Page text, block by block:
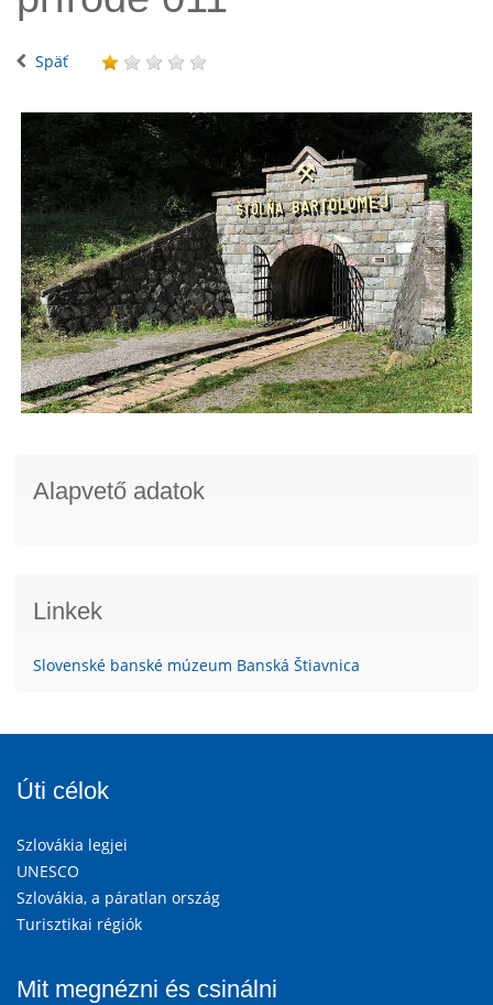
Späť
Alapvető adatok
Linkek
Slovenské banské múzeum Banská Štiavnica
Úti célok
Szlovákia legjei
UNESCO
Szlovákia, a páratlan ország
Turisztikai régiók
Mit megnézni és csinálni